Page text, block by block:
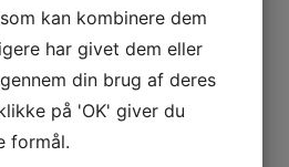
og de svære følelser og på den måde
alene med alle de mange tanker. (-
Billedskolen Storstrøm,
børn og unge i projektet. Du kan
små fælleskabte film
kan kombinere dem
har givet dem eller
din brug af deres
på 'OK' giver du
formål.